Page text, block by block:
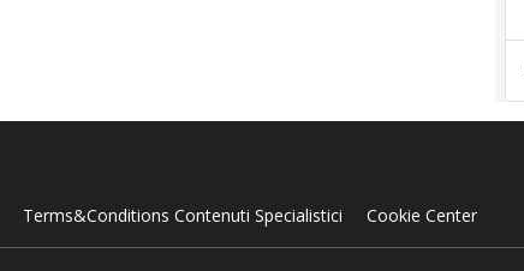
Terms&Conditions Contenuti Specialistici Cookie Center